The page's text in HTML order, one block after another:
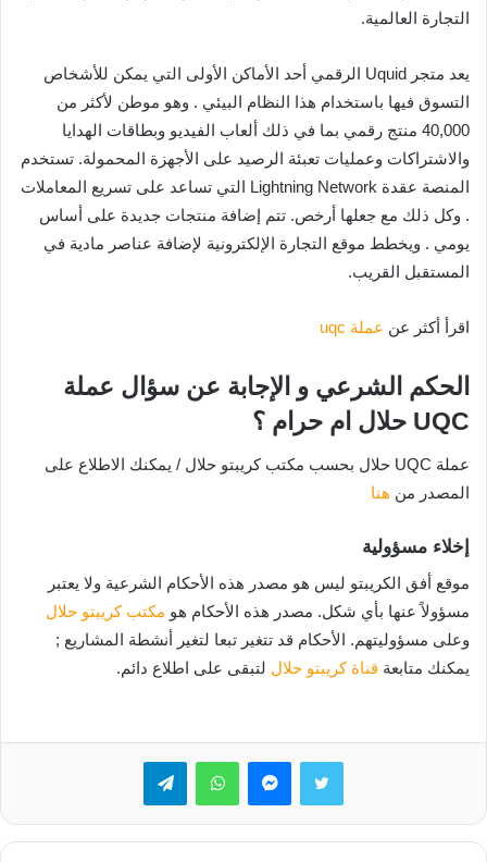
التجارة العالمية.
يعد متجر Uquid الرقمي أحد الأماكن الأولى التي يمكن للأشخاص
التسوق فيها باستخدام هذا النظام البيئي . وهو موطن لأكثر من
40,000 منتج رقمي بما في ذلك ألعاب الفيديو وبطاقات الهدايا
والاشتراكات وعمليات تعبئة الرصيد على الأجهزة المحمولة. تستخدم
المنصة عقدة Lightning Network التي تساعد على تسريع المعاملات
. وكل ذلك مع جعلها أرخص. تتم إضافة منتجات جديدة على أساس
يومي . ويخطط موقع التجارة الإلكترونية لإضافة عناصر مادية في
المستقبل القريب.
اقرأ أكثر عن عملة uqc
الحكم الشرعي و الإجابة عن سؤال عملة
UQC حلال ام حرام ؟
عملة UQC حلال بحسب مكتب كريبتو حلال / يمكنك الاطلاع على
المصدر من هنا
إخلاء مسؤولية
موقع أفق الكريبتو ليس هو مصدر هذه الأحكام الشرعية ولا يعتبر
مسؤولاً عنها بأي شكل. مصدر هذه الأحكام هو مكتب كريبتو حلال
وعلى مسؤوليتهم. الأحكام قد تتغير تبعا لتغير أنشطة المشاريع ;
يمكنك متابعة قناة كريبتو حلال لتبقى على اطلاع دائم.
تويتر ماسنجرواتساب تيلقرام